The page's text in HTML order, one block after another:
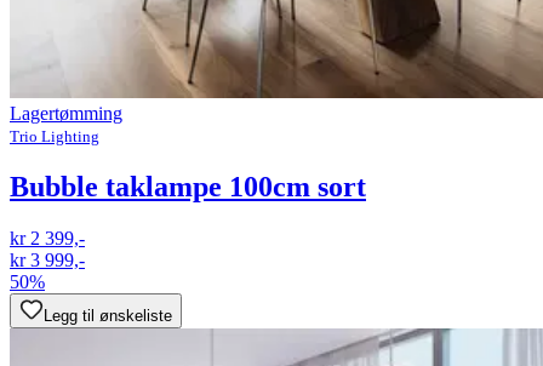
Lagertømming
Trio Lighting
Bubble taklampe 100cm sort
kr 2 399,-
kr 3 999,-
50%
Legg til ønskeliste